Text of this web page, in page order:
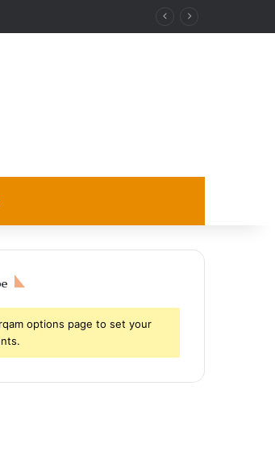
options page to set your